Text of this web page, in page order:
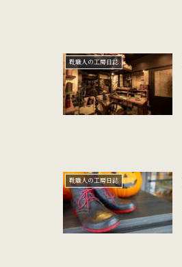
靴職人の工房日誌
靴職人の工房日誌